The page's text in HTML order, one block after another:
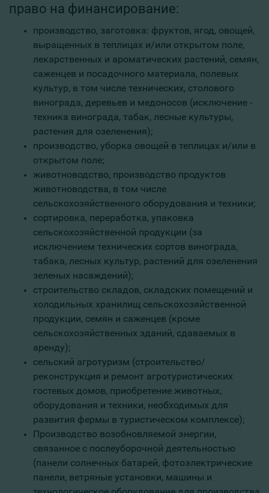
право на финансирование:
производство, заготовка: фруктов, ягод, овощей,
выращенных в теплицах и/или открытом поле,
лекарственных и ароматических растений, семян,
саженцев и посадочного материала, полевых
культур, в том числе технических, столового
винограда, деревьев и медоносов (исключение -
техника винограда, табак, лесные культуры,
растения для озеленения);
производство, уборка овощей в теплицах и/или в
открытом поле;
животноводство, производство продуктов
животноводства, в том числе
сельскохозяйственного оборудования и техники;
сортировка, переработка, упаковка
сельскохозяйственной продукции (за
исключением технических сортов винограда,
табака, лесных культур, растений для озеленения
зеленых насаждений);
строительство складов, складских помещений и
холодильных хранилищ сельскохозяйственной
продукции, семян и саженцев (кроме
сельскохозяйственных зданий, сдаваемых в
аренду);
сельский агротуризм (строительство/
реконструкция и ремонт агротуристических
гостевых домов, приобретение животных,
оборудования и техники, необходимых для
развития фермы в туристическом комплексе);
Производство возобновляемой энергии,
связанное с послеуборочной деятельностью
(панели солнечных батарей, фотоэлектрические
панели, ветряные установки, машины и